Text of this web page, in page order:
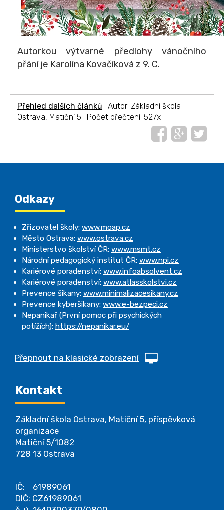
Autorkou výtvarné předlohy vánočního
přání je Karolína Kovačíková z 9. C.
Přehled dalších článků | Autor: Základní škola
Ostrava, Matiční 5 | Počet přečtení: 527x
Odkazy
Zřizovatel školy: www.moap.cz
Město Ostrava: www.ostrava.cz
Ministerstvo školství ČR: www.msmt.cz
Národní pedagogický institut ČR: www.npi.cz
Kariérové poradenství: www.infoabsolvent.cz
Kariérové poradenství: www.atlasskolstvi.cz
Prevence šikany: www.minimalizacesikany.cz
Prevence kyberšikany: www.e-bezpeci.cz
Nepanikař (První pomoc při psychických
potížích): https://nepanikar.eu/
Přepnout na klasické zobrazení
Kontakt
Základní škola Ostrava, Matiční 5, příspěvková
organizace
Matiční 5/1082
728 13 Ostrava
IČ: 61989061
DIČ: CZ61989061